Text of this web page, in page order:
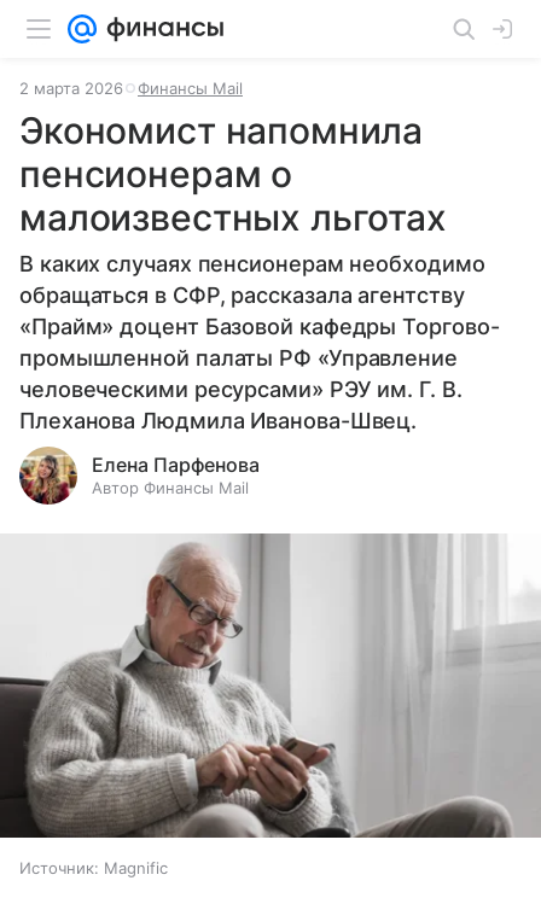
2 марта 2026 Финансы Mail
Экономист напомнила
пенсионерам о
малоизвестных льготах
В каких случаях пенсионерам необходимо
обращаться в СФР, рассказала агентству
«Прайм» доцент Базовой кафедры Торгово-
промышленной палаты РФ «Управление
человеческими ресурсами» РЭУ им. Г. В.
Плеханова Людмила Иванова-Швец.
Елена Парфенова
Автор Финансы Mail
Источник: Magnific